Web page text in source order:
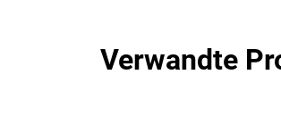
Verwandte